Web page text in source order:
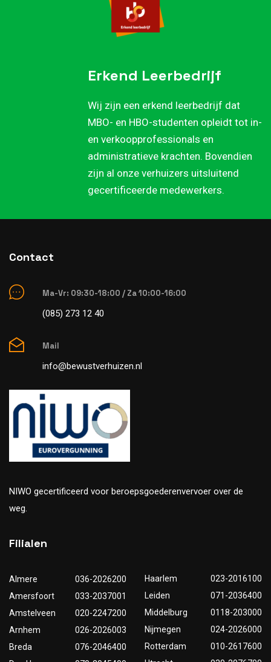
Erkend Leerbedrijf
Wij zijn een erkend leerbedrijf dat
MBO- en HBO-studenten opleidt tot in-
en verkoopprofessionals en
administratieve krachten. Bovendien
zijn al onze verhuizers uitsluitend
gecertificeerde medewerkers.
Contact
Ma-Vr: 09:30-18:00 / Za 10:00-16:00
(085) 273 12 40
Mail
info@bewustverhuizen.nl
NIWO gecertificeerd voor beroepsgoederenvervoer over de
weg.
Filialen
Almere
036-2026200
Amersfoort
033-2037001
Amstelveen
020-2247200
Arnhem
026-2026003
Breda
076-2046400
Haarlem
023-2016100
Leiden
071-2036400
Middelburg
0118-203000
Nijmegen
024-2026000
Rotterdam
010-2617600